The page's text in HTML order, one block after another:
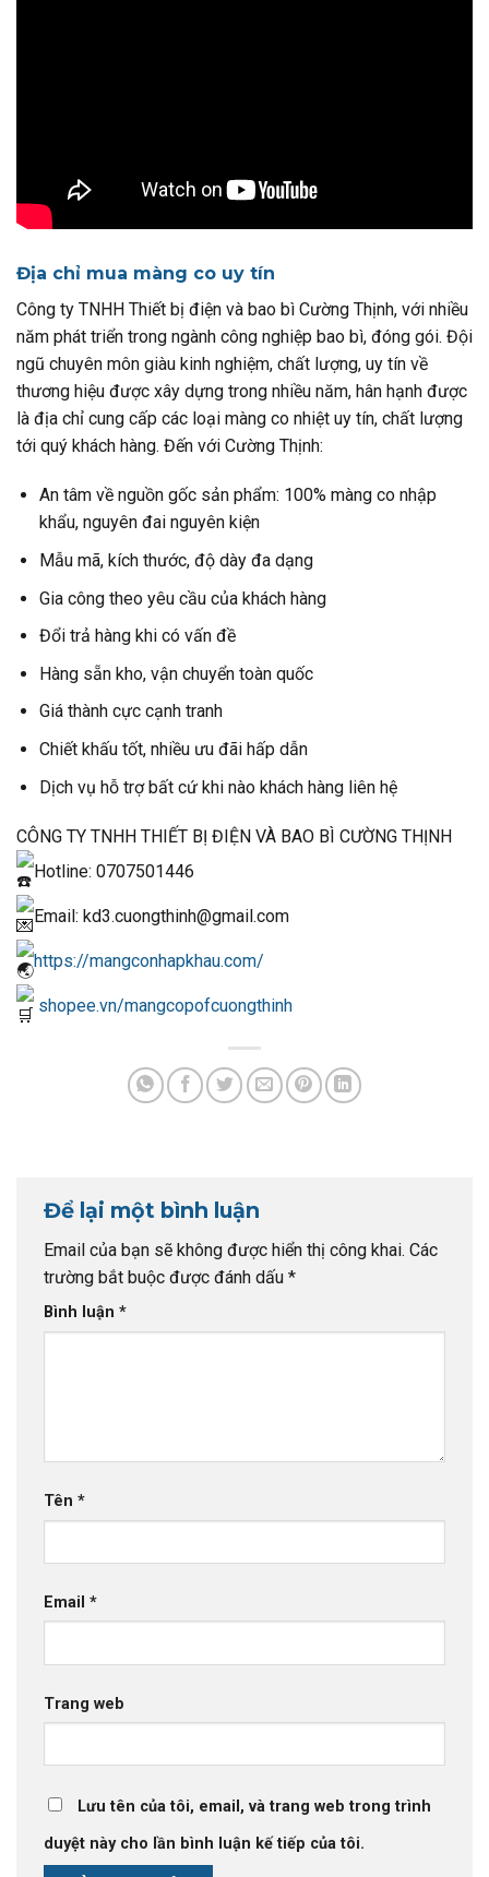
Địa chỉ mua màng co uy tín
Công ty TNHH Thiết bị điện và bao bì Cường Thịnh, với nhiều
năm phát triển trong ngành công nghiệp bao bì, đóng gói. Đội
ngũ chuyên môn giàu kinh nghiệm, chất lượng, uy tín về
thương hiệu được xây dựng trong nhiều năm, hân hạnh được
là địa chỉ cung cấp các loại màng co nhiệt uy tín, chất lượng
tới quý khách hàng. Đến với Cường Thịnh:
An tâm về nguồn gốc sản phẩm: 100% màng co nhập
khẩu, nguyên đai nguyên kiện
Mẫu mã, kích thước, độ dày đa dạng
Gia công theo yêu cầu của khách hàng
Đổi trả hàng khi có vấn đề
Hàng sẵn kho, vận chuyển toàn quốc
Giá thành cực cạnh tranh
Chiết khấu tốt, nhiều ưu đãi hấp dẫn
Dịch vụ hỗ trợ bất cứ khi nào khách hàng liên hệ
CÔNG TY TNHH THIẾT BỊ ĐIỆN VÀ BAO BÌ CƯỜNG THỊNH
Hotline: 0707501446
Email: kd3.cuongthinh@gmail.com
https://mangconhapkhau.com/
shopee.vn/mangcopofcuongthinh
Để lại một bình luận
Email của bạn sẽ không được hiển thị công khai. Các
trường bắt buộc được đánh dấu *
Bình luận *
Tên *
Email *
Trang web
Lưu tên của tôi, email, và trang web trong trình
duyệt này cho lần bình luận kế tiếp của tôi.